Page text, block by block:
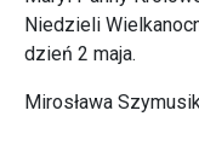
Niedzieli
dzień 2 maja.
Mirosława